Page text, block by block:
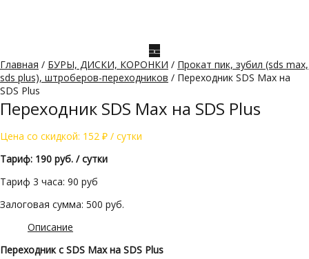
Главная / БУРЫ, ДИСКИ, КОРОНКИ / Прокат пик, зубил (sds max,
sds plus), штроберов-переходников / Переходник SDS Max на
SDS Plus
Переходник SDS Max на SDS Plus
Цена со скидкой: 152 ₽ / сутки
Тариф: 190 руб. / сутки
Тариф 3 часа: 90 руб
Залоговая сумма: 500 руб.
Описание
Переходник с SDS Max на SDS Plus